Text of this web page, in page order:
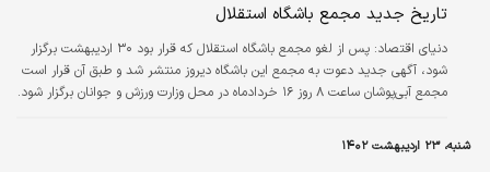
تاریخ جدید مجمع باشگاه استقلال
دنياي اقتصاد:
پس از لغو مجمع باشگاه استقلال که قرار بود ۳۰ اردیبهشت برگزار
شود، آگهی جدید دعوت به مجمع این باشگاه دیروز منتشر شد و طبق آن قرار است
مجمع آبی‌پوشان ساعت ۸ روز ۱۶ خردادماه در محل وزارت ورزش و جوانان برگزار شود.
هیات‌مدیره باشگاه استقلال است.
شنبه، ۲۳ اردیبهشت ۱۴۰۲